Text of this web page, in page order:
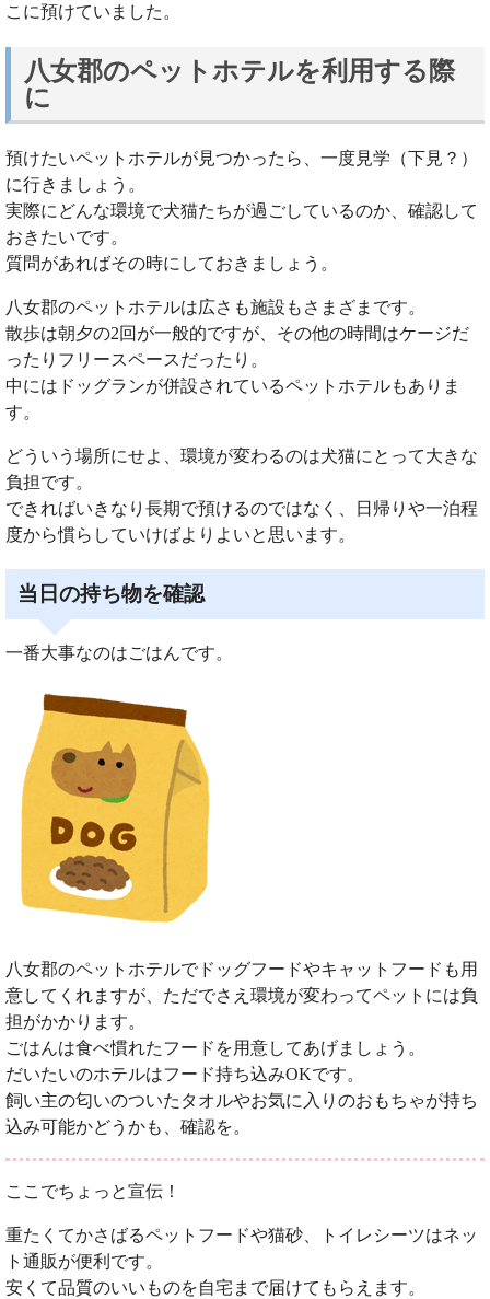
こに預けていました。
八女郡のペットホテルを利用する際
に
預けたいペットホテルが見つかったら、一度見学（下見？）
に行きましょう。
実際にどんな環境で犬猫たちが過ごしているのか、確認して
おきたいです。
質問があればその時にしておきましょう。
八女郡のペットホテルは広さも施設もさまざまです。
散歩は朝夕の2回が一般的ですが、その他の時間はケージだ
ったりフリースペースだったり。
中にはドッグランが併設されているペットホテルもありま
す。
どういう場所にせよ、環境が変わるのは犬猫にとって大きな
負担です。
できればいきなり長期で預けるのではなく、日帰りや一泊程
度から慣らしていけばよりよいと思います。
当日の持ち物を確認
一番大事なのはごはんです。
八女郡のペットホテルでドッグフードやキャットフードも用
意してくれますが、ただでさえ環境が変わってペットには負
担がかかります。
ごはんは食べ慣れたフードを用意してあげましょう。
だいたいのホテルはフード持ち込みOKです。
飼い主の匂いのついたタオルやお気に入りのおもちゃが持ち
込み可能かどうかも、確認を。
ここでちょっと宣伝！
重たくてかさばるペットフードや猫砂、トイレシーツはネッ
ト通販が便利です。
安くて品質のいいものを自宅まで届けてもらえます。